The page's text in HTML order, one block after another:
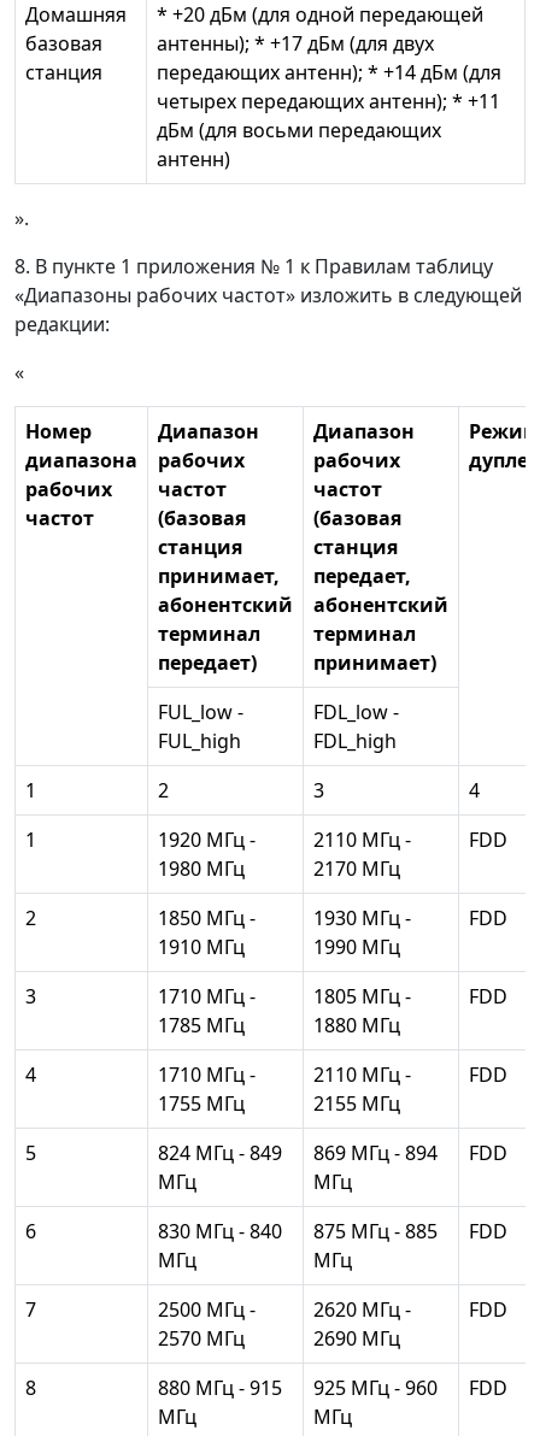
Домашняя
базовая
станция
* +20 дБм (для одной передающей
антенны); * +17 дБм (для двух
передающих антенн); * +14 дБм (для
четырех передающих антенн); * +11
дБм (для восьми передающих
антенн)
».
8. В пункте 1 приложения № 1 к Правилам таблицу
«Диапазоны рабочих частот» изложить в следующей
редакции:
«
Номер
диапазона
рабочих
частот
Диапазон
рабочих
частот
(базовая
станция
принимает,
абонентский
терминал
передает)
Диапазон
рабочих
частот
(базовая
станция
передает,
абонентский
терминал
принимает)
Режим
FUL_low -
FUL_high
FDL_low -
FDL_high
1
2 3
4
1
1920 МГц -
1980 МГц
2110 МГц -
2170 МГц
FDD
2
1850 МГц -
1910 МГц
1930 МГц -
1990 МГц
FDD
3
1710 МГц -
1785 МГц
1805 МГц -
1880 МГц
FDD
4
1710 МГц -
1755 МГц
2110 МГц -
2155 МГц
FDD
5
824 МГц - 849
МГц
869 МГц - 894
МГц
FDD
6
830 МГц - 840
МГц
875 МГц - 885
МГц
FDD
7
2500 МГц -
2570 МГц
2620 МГц -
2690 МГц
FDD
8
880 МГц - 915
МГц
925 МГц - 960
МГц
FDD